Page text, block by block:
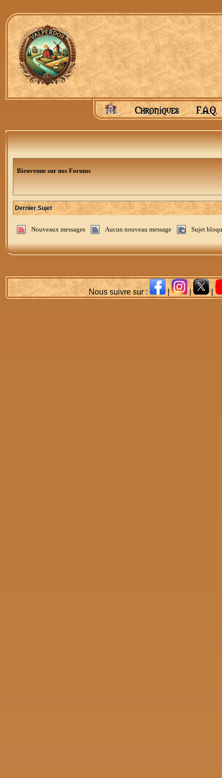
Chroniques F.A.Q.
Bienvenue sur nos Forums
Dernier Sujet
Nouveaux messages Aucun nouveau message Sujet
Nous suivre sur : | | |